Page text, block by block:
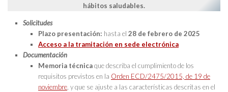
hábitos saludables.
Solicitudes
Plazo presentación: hasta el 28 de febrero de 2025
Acceso a la tramitación en sede electrónica
Documentación
Memoria técnicaque describa el cumplimiento de los
requisitos previstos en la Orden ECD/2475/2015, de 19 de
noviembre, y que se ajuste a las características descritas en el